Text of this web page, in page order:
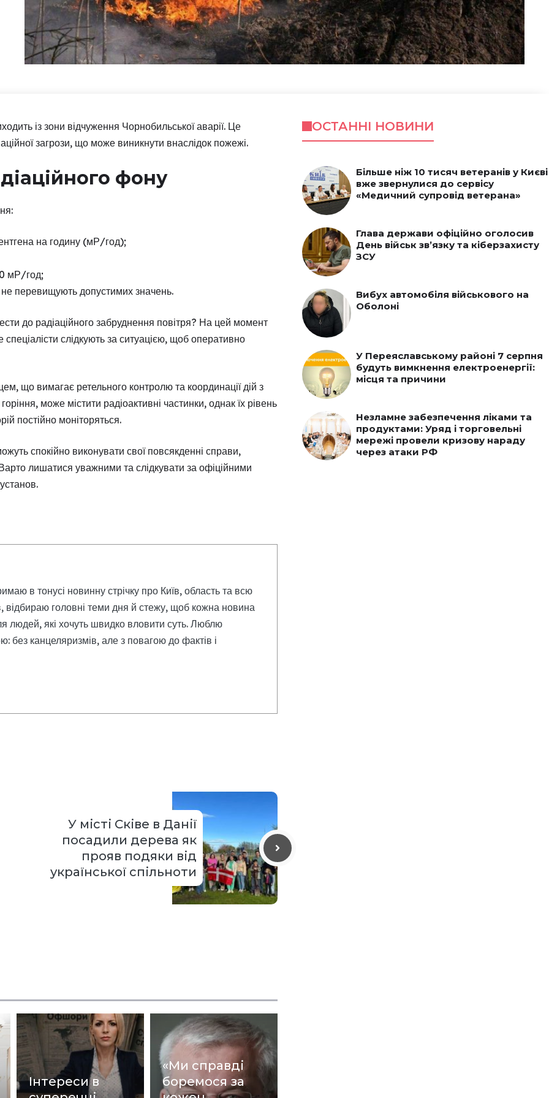
із зони відчуження Чорнобильської аварії. Це
загрози, що може виникнути внаслідок пожежі.
фону
на годину (мР/год);
мР/год;
не перевищують допустимих значень.
до радіаційного забруднення повітря? На цей момент
слідкують за ситуацією, щоб оперативно
що вимагає ретельного контролю та координації дій з
може містити радіоактивні частинки, однак їх рівень
постійно моніторяться.
спокійно виконувати свої повсякденні справи,
лишатися уважними та слідкувати за офіційними
в тонусі новинну стрічку про Київ, область та всю
відбираю головні теми дня й стежу, щоб кожна новина
людей, які хочуть швидко вловити суть. Люблю
без канцеляризмів, але з повагою до фактів і
У місті Сківе в Данії
посадили дерева як
прояв подяки від
української спільноти
Інтереси в
«Ми справді
боремося за
ОСТАННІ НОВИНИ
Більше ніж 10 тисяч ветеранів у Києві
вже звернулися до сервісу
«Медичний супровід ветерана»
Глава держави офіційно оголосив
День військ зв’язку та кіберзахисту
ЗСУ
Вибух автомобіля військового на
Оболоні
У Переяславському районі 7 серпня
будуть вимкнення електроенергії:
місця та причини
Незламне забезпечення ліками та
продуктами: Уряд і торговельні
мережі провели кризову нараду
через атаки РФ